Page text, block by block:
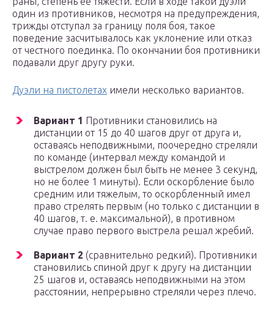
один из противников, несмотря на предупреждения,
трижды отступал за границу поля боя, такое
поведение засчитывалось как уклонение или отказ
от честного поединка. По окончании боя противники
подавали друг другу руки.
Дуэли на пистолетах имели несколько вариантов.
Вариант 1 Противники становились на
дистанции от 15 до 40 шагов друг от друга и,
оставаясь неподвижными, поочередно стреляли
по команде (интервал между командой и
выстрелом должен был быть не менее 3 секунд,
но не более 1 минуты). Если оскорбление было
средним или тяжелым, то оскорбленный имел
право стрелять первым (но только с дистанции в
40 шагов, т. е. максимальной), в противном
случае право первого выстрела решал жребий.
Вариант 2 (сравнительно редкий). Противники
становились спиной друг к другу на дистанции
25 шагов и, оставаясь неподвижными на этом
расстоянии, непрерывно стреляли через плечо.